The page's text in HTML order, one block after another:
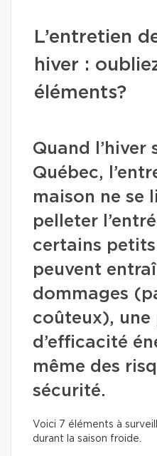
L’entretien
hiver :
éléments?
Quand l’hiver
Québec,
maison ne se
pelleter
certains
peuvent
dommages
coûteux), une
d’efficacité
même des
sécurité.
Voici 7 éléments à
durant la saison froide.